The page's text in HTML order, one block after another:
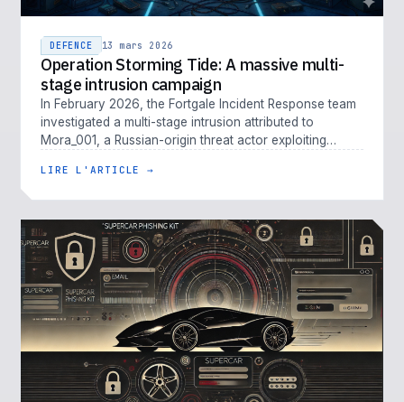
DEFENCE 13 mars 2026
Operation Storming Tide: A massive multi-
stage intrusion campaign
In February 2026, the Fortgale Incident Response team
investigated a multi-stage intrusion attributed to
Mora_001, a Russian-origin threat actor exploiting
LIRE L'ARTICLE →